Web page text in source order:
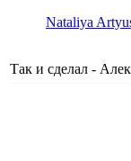
Nataliya
Так и сделал -